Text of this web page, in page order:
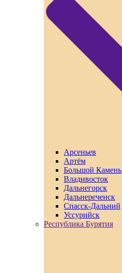
Арсеньев
Артём
Большой Камень
Владивосток
Дальнегорск
Дальнереченск
Спасск-Дальний
Уссурийск
Республика Бурятия